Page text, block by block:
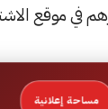
في موقع
مساحة إعلانية